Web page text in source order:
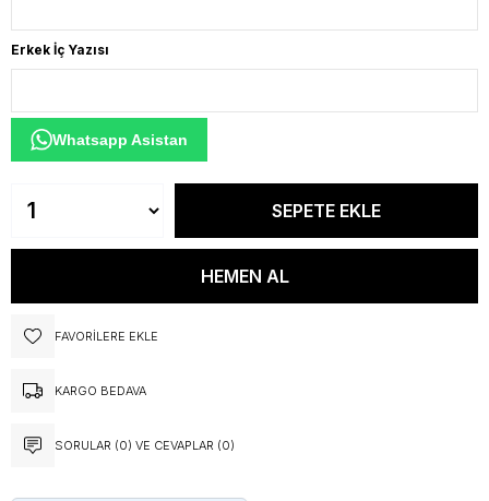
Erkek İç Yazısı
Whatsapp Asistan
FAVORILERE EKLE
KARGO BEDAVA
SORULAR (0) VE CEVAPLAR (0)